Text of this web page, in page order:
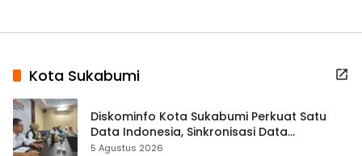
Kota Sukabumi
Diskominfo Kota Sukabumi Perkuat Satu
Data Indonesia, Sinkronisasi Data
Kewilayahan Dikebut
5 Agustus 2026